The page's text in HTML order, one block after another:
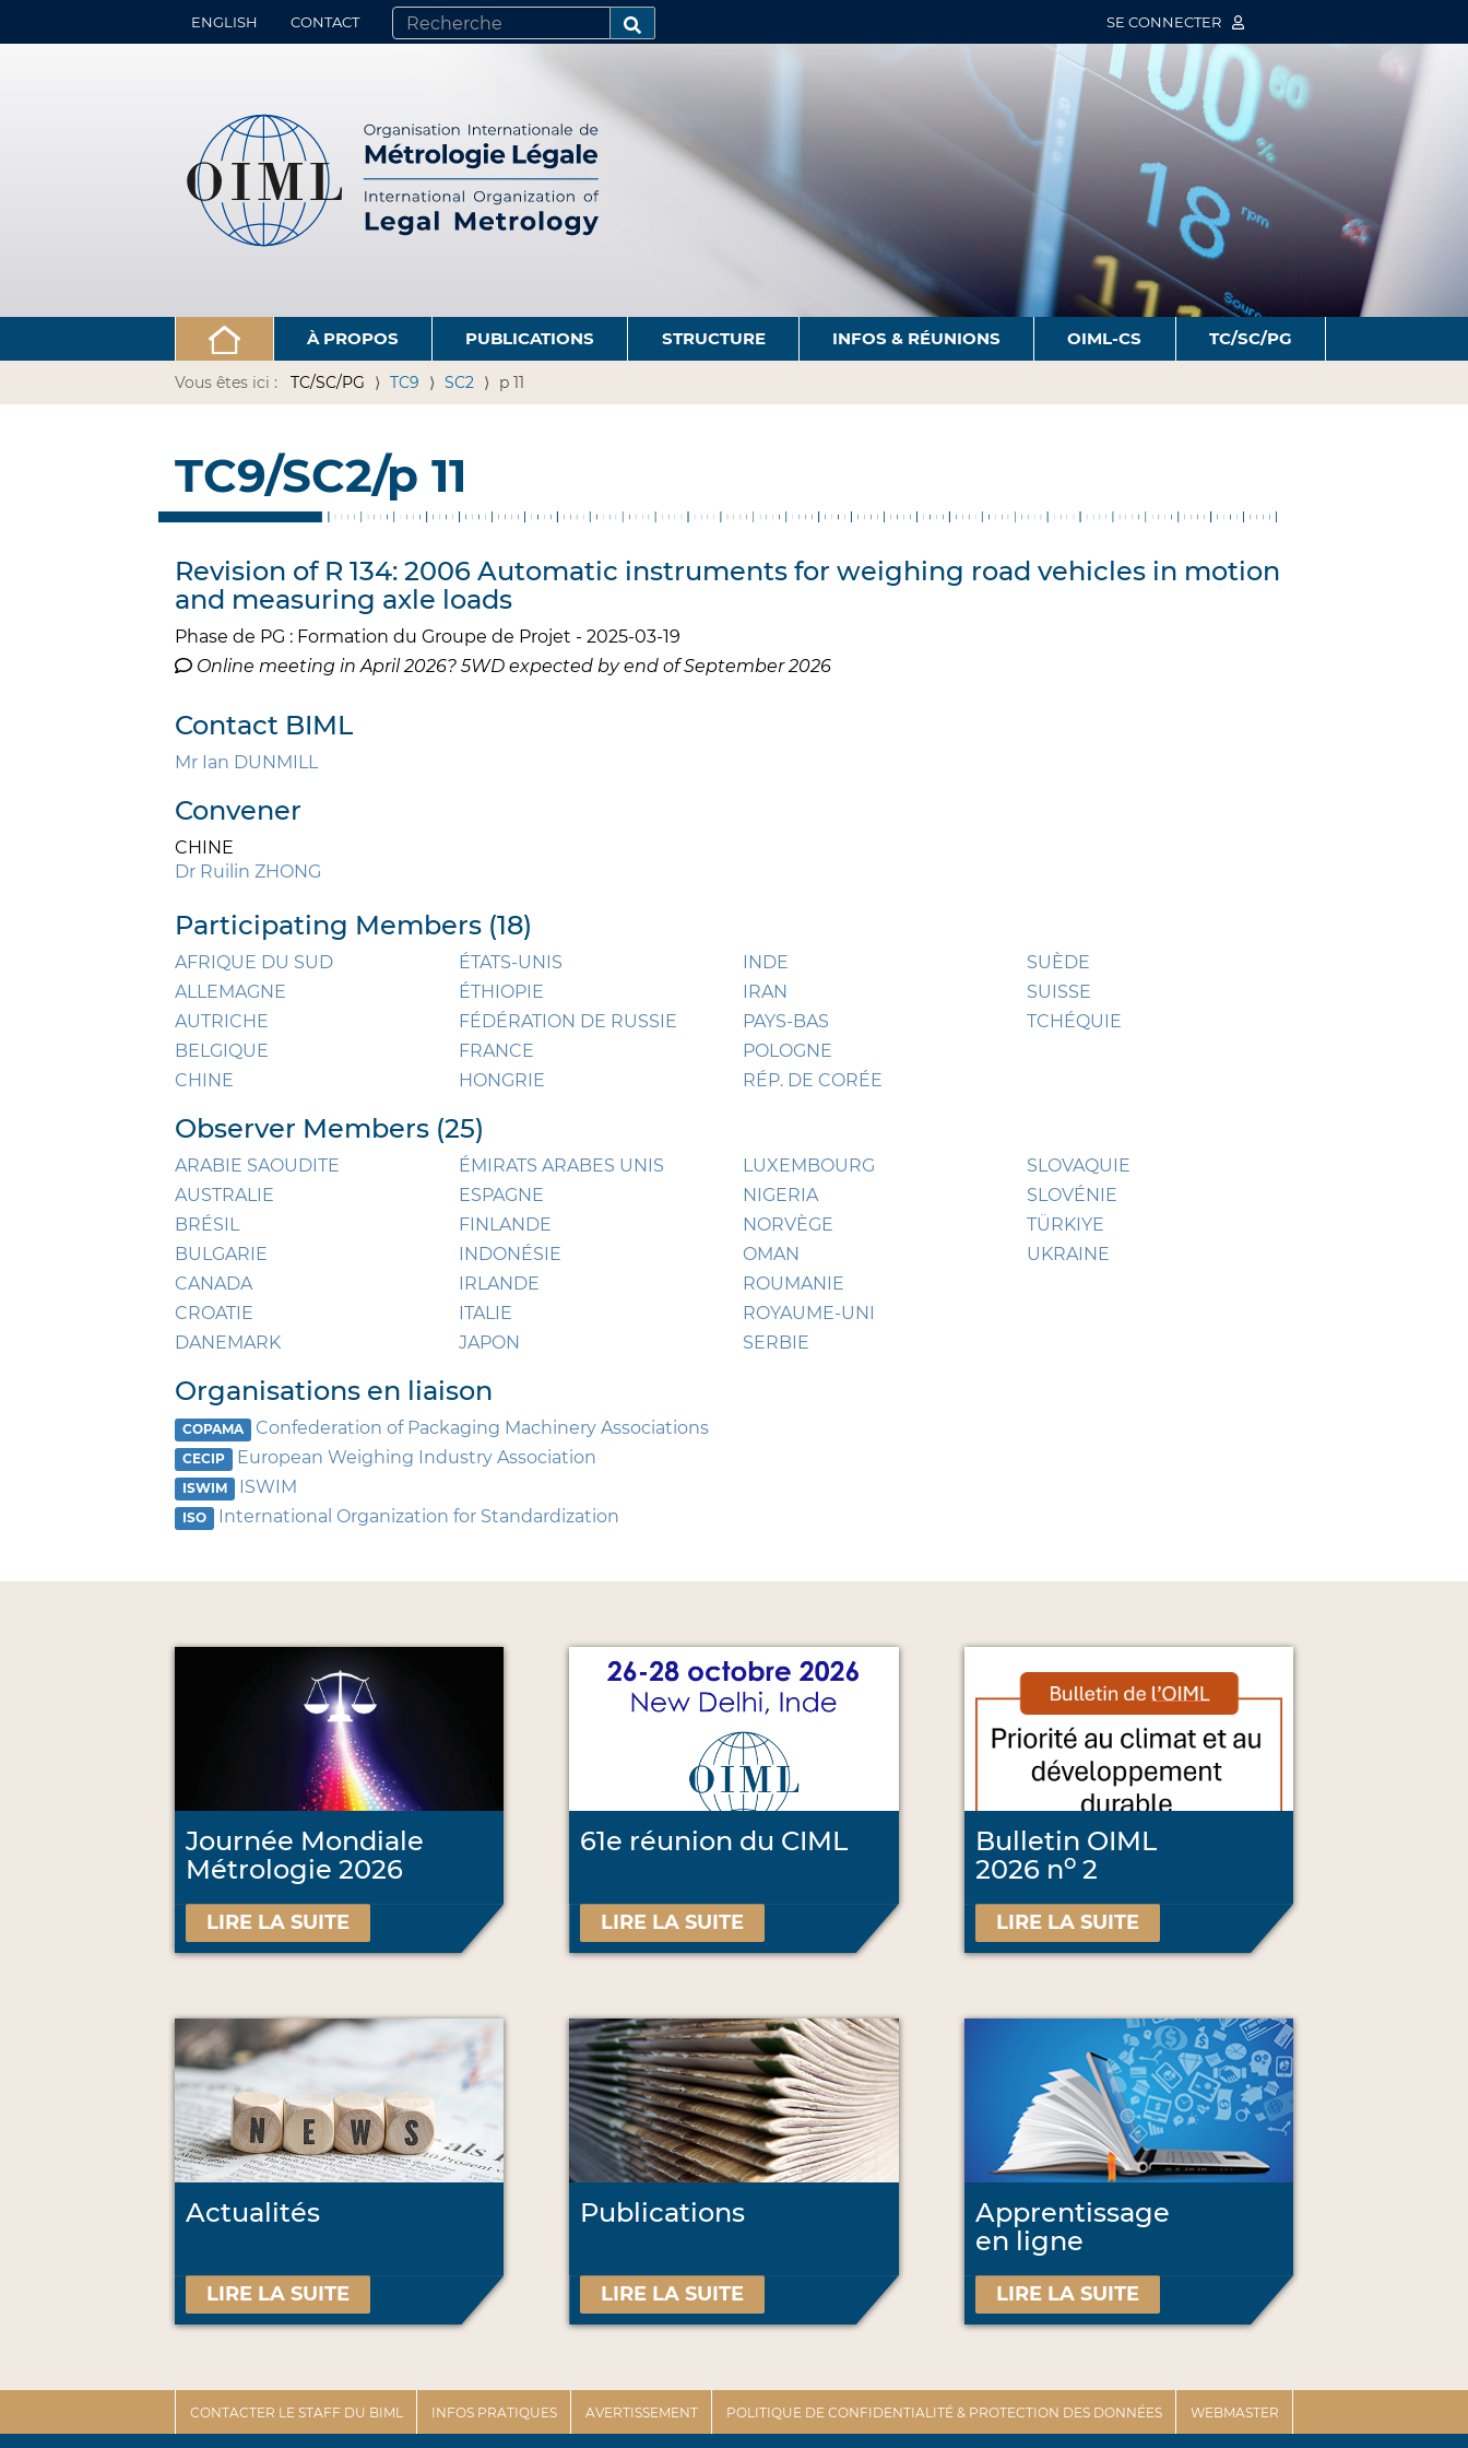
ENGLISH CONTACT
CHERCHER PAR
RECHERCHE AVANCÉE…
SE CONNECTER
À PROPOS PUBLICATIONS STRUCTURE INFOS & RÉUNIONS OIML-CS TC/SC/PG
Vous êtes ici : TC/SC/PG TC9 SC2 p 11
TC9/SC2/p 11
Revision of R 134: 2006 Automatic instruments for weighing road vehicles in motion
and measuring axle loads
Phase de PG : Formation du Groupe de Projet - 2025-03-19
Online meeting in April 2026? 5WD expected by end of September 2026
Contact BIML
Mr Ian DUNMILL
Convener
CHINE
Dr Ruilin ZHONG
Participating Members (18)
AFRIQUE DU SUD
ALLEMAGNE
AUTRICHE
BELGIQUE
CHINE
ÉTATS-UNIS
ÉTHIOPIE
FÉDÉRATION DE RUSSIE
FRANCE
HONGRIE
INDE
IRAN
PAYS-BAS
POLOGNE
RÉP. DE CORÉE
SUÈDE
SUISSE
TCHÉQUIE
Observer Members (25)
ARABIE SAOUDITE
AUSTRALIE
BRÉSIL
BULGARIE
CANADA
CROATIE
DANEMARK
ÉMIRATS ARABES UNIS
ESPAGNE
FINLANDE
INDONÉSIE
IRLANDE
ITALIE
JAPON
LUXEMBOURG
NIGERIA
NORVÈGE
OMAN
ROUMANIE
ROYAUME-UNI
SERBIE
SLOVAQUIE
SLOVÉNIE
TÜRKIYE
UKRAINE
Organisations en liaison
COPAMA Confederation of Packaging Machinery Associations
CECIP European Weighing Industry Association
ISWIM ISWIM
ISO International Organization for Standardization
Journée Mondiale
Métrologie 2026
LIRE LA SUITE
61e réunion du CIML
LIRE LA SUITE
Bulletin OIML
2026 no2
LIRE LA SUITE
Actualités
LIRE LA SUITE
Publications
LIRE LA SUITE
Apprentissage
en ligne
LIRE LA SUITE
CONTACTER LE STAFF DU BIML INFOS PRATIQUES AVERTISSEMENT POLITIQUE DE CONFIDENTIALITÉ & PROTECTION DES DONNÉES WEBMASTER